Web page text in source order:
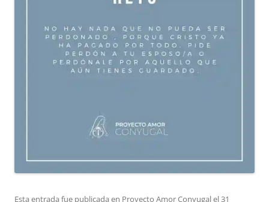
Esta entrada fue publicada en Proyecto Amor Conyugalel31